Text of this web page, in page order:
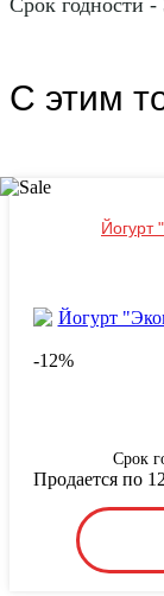
Срок годности
С этим
Йогурт
-12%
Срок
Продается по